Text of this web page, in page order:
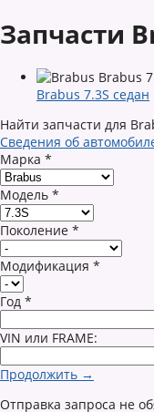
Запчасти
Brabus 7.3S седан
Найти запчасти для
Сведения об
Марка *
Модель *
Поколение *
Модификация *
Год *
VIN или FRAME:
Продолжить →
Отправка запроса не